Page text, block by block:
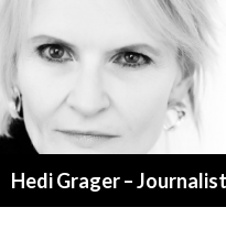
Hedi Grager –